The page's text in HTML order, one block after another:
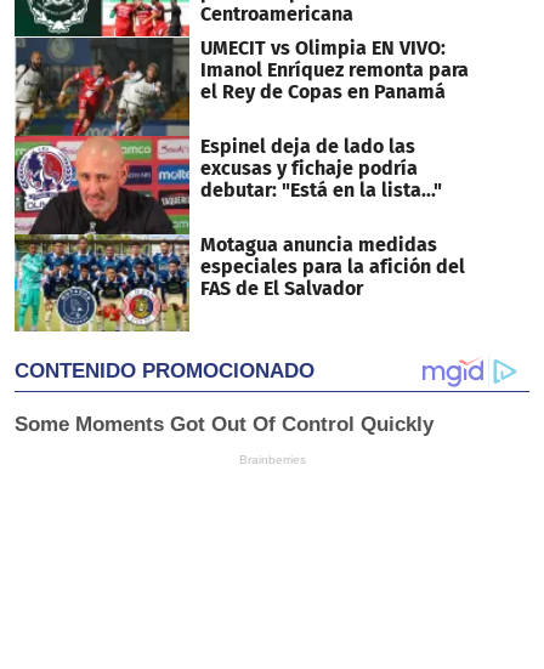
Centroamericana
UMECIT vs Olimpia EN VIVO:
Imanol Enríquez remonta para
el Rey de Copas en Panamá
Espinel deja de lado las
excusas y fichaje podría
debutar: "Está en la lista..."
Motagua anuncia medidas
especiales para la afición del
FAS de El Salvador